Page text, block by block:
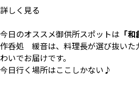
詳しく見る
今日のオススメ御供所スポットは 「
作呑処 緩音は、料理長が選び抜いた
わいでお届けです。
今日行く場所はここしかない♪